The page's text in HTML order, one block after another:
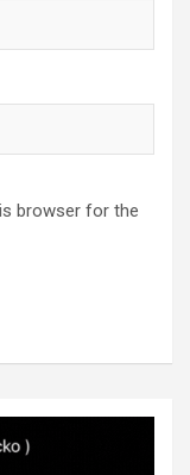
browser for the